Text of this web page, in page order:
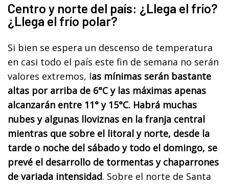
Centro y norte del país: ¿Llega el frío?
¿Llega el frío polar?
Si bien se espera un descenso de temperatura
en casi todo el país este fin de semana no serán
valores extremos, las mínimas serán bastante
altas por arriba de 6°C y las máximas apenas
alcanzarán entre 11° y 15°C. Habrá muchas
nubes y algunas lloviznas en la franja central
mientras que sobre el litoral y norte, desde la
tarde o noche del sábado y todo el domingo, se
prevé el desarrollo de tormentas y chaparrones
de variada intensidad. Sobre el norte de Santa